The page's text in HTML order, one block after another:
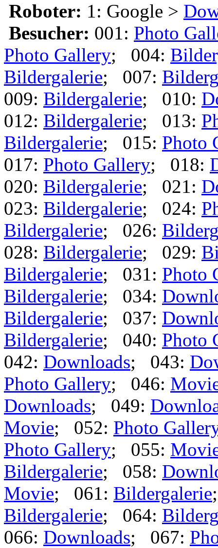
Roboter: 1: Google >
Besucher: 001: Photo
Photo Gallery; 004:
Bildergalerie; 007:
009: Bildergalerie; 010:
012: Bildergalerie; 013:
Bildergalerie; 015: Photo
017: Photo Gallery; 018:
020: Bildergalerie; 021:
023: Bildergalerie; 024:
Bildergalerie; 026:
028: Bildergalerie; 029:
Bildergalerie; 031: Photo
Bildergalerie; 034:
Bildergalerie; 037:
Bildergalerie; 040: Photo
042: Downloads; 043:
Photo Gallery; 046:
Downloads; 049:
Movie; 052: Photo
Photo Gallery; 055:
Bildergalerie; 058:
Movie; 061: Bildergalerie
Bildergalerie; 064:
066: Downloads; 067: